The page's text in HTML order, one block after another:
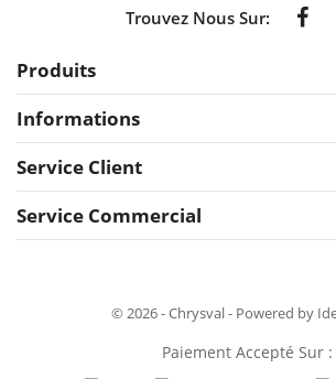
Trouvez Nous Sur:
Produits
Informations
Service Client
Service Commercial
© 2026 - Chrysval - Powered by
Paiement Accepté Sur :